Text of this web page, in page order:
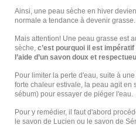
Ainsi, une peau sèche en hiver
normale a tendance à devenir grasse.
Mais attention! Une peau grasse est
sèche, c’est pourquoi il est
l’aide d’un savon doux et
Pour limiter la perte d'eau, suite à
forte chaleur estivale, la peau agit en
sébum) pour essayer de piéger l'eau.
Pour y remédier, il faut d'abord
le savon de Lucien ou le savon de